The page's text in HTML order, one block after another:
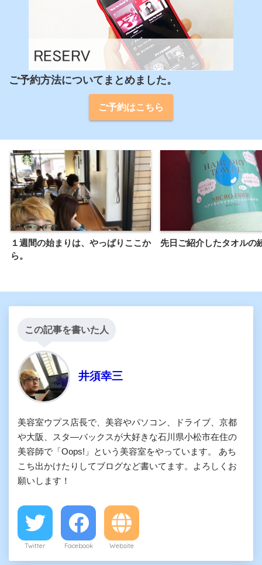
ご予約方法についてまとめました。
ご予約はこちら
１週間の始まりは、やっぱりここか
ら。
先日ご紹介したタオルの
この記事を書いた人
井須幸三
美容室ウプス店長で、美容やパソコン、ドライブ、京都
や大阪、スタ―バックスが大好きな石川県小松市在住の
美容師で「Oops!」という美容室をやっています。 あち
こち出かけたりしてブログなど書いてます。よろしくお
願いします！
Twitter Facebook Website